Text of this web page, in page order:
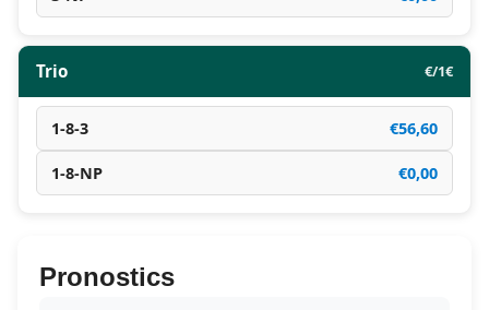
Trio €/1€
1-8-3 €56,60
1-8-NP €0,00
Pronostics